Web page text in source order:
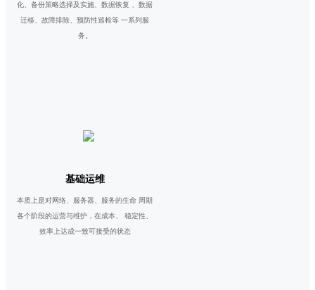
化、备份策略选择及实施、数据恢复 、数据
迁移、故障排除、预防性巡检等 一系列服
务。
基础运维
本质上是对网络、服务器、服务的生命 周期
各个阶段的运营与维护，在成本、 稳定性、
效率上达成一致可接受的状态